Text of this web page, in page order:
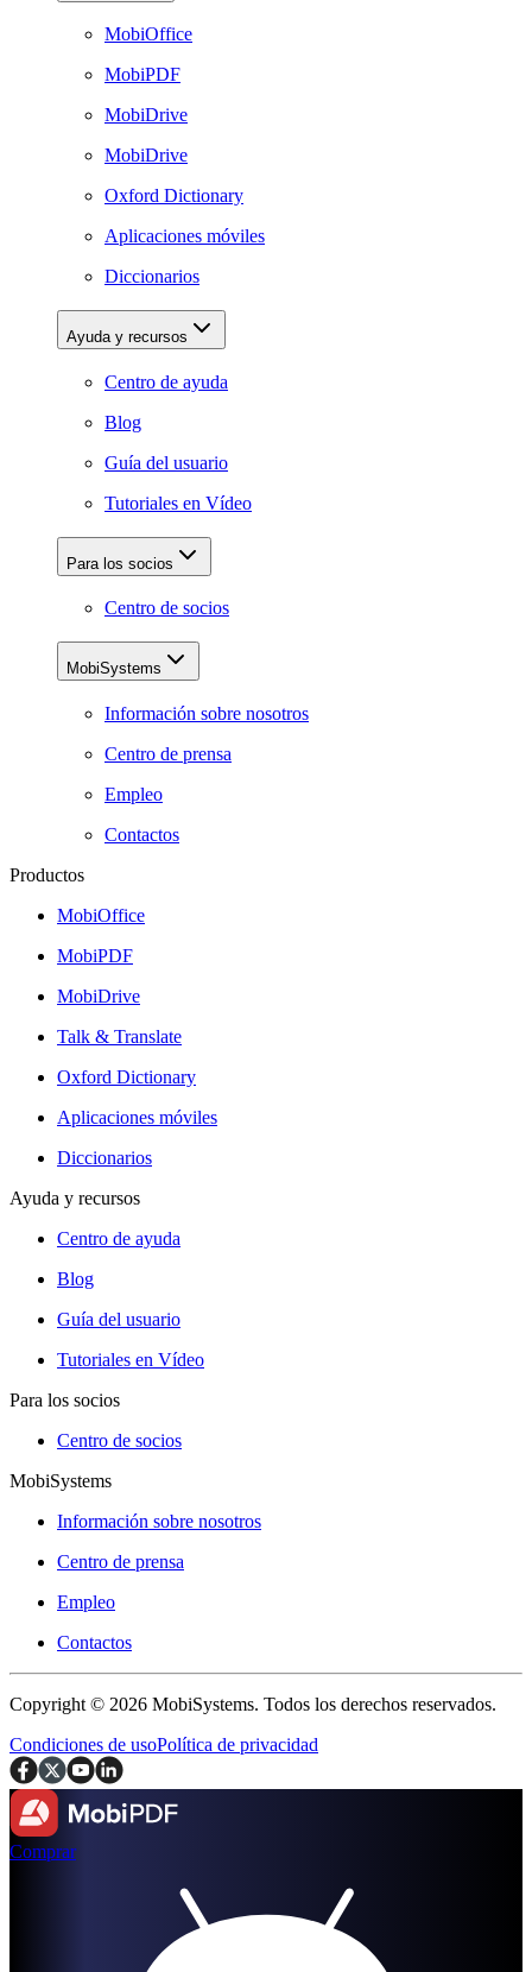
MobiOffice
MobiPDF
MobiDrive
MobiDrive
Oxford Dictionary
Aplicaciones móviles
Diccionarios
Ayuda y recursos
Centro de ayuda
Blog
Guía del usuario
Tutoriales en Vídeo
Para los socios
Centro de socios
MobiSystems
Información sobre nosotros
Centro de prensa
Empleo
Contactos
Productos
MobiOffice
MobiPDF
MobiDrive
Talk & Translate
Oxford Dictionary
Aplicaciones móviles
Diccionarios
Ayuda y recursos
Centro de ayuda
Blog
Guía del usuario
Tutoriales en Vídeo
Para los socios
Centro de socios
MobiSystems
Información sobre nosotros
Centro de prensa
Empleo
Contactos
Copyright © 2026 MobiSystems. Todos los derechos reservados.
Condiciones de usoPolítica de privacidad
Comprar